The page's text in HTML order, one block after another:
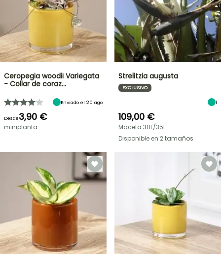
Ceropegia woodii Variegata
- Collar de coraz…
Enviado el 20 ago
Desde3,90 €
miniplanta
Strelitzia augusta
EXCLUSIVO
1
109,00 €
Maceta 30L/35L
Disponible en 2 tamaños